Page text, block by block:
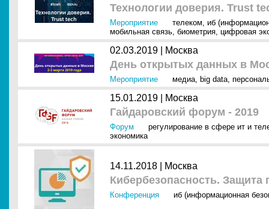
Технологии доверия. Trust
Мероприятие телеком, иб
мобильная связь, биометрия, цифровая
02.03.2019 | Москва
День открытых данных в
Мероприятие медиа, big data,
15.01.2019 | Москва
Гайдаровский форум - 2019
Форум
регулирование в сфере ит и
экономика
14.11.2018 | Москва
Кибербезопасность.
Конференция иб (информационная